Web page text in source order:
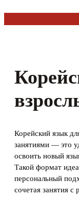
Корейский язык
занятиями — это
освоить новый
Такой формат
персональный
сочетая занятия